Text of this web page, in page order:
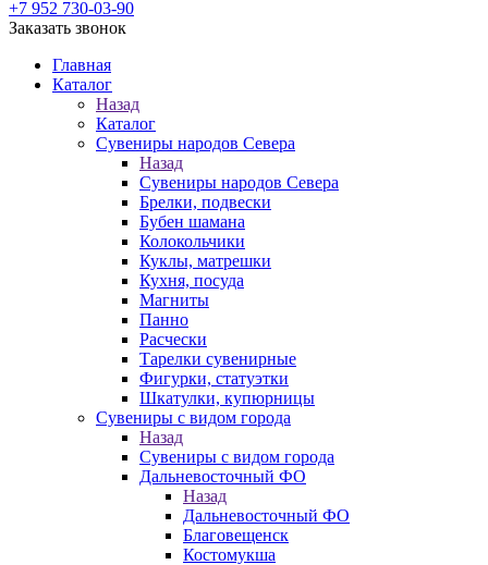
+7 952 730-03-90
Заказать звонок
Главная
Каталог
Назад
Каталог
Сувениры народов Севера
Назад
Сувениры народов Севера
Брелки, подвески
Бубен шамана
Колокольчики
Куклы, матрешки
Кухня, посуда
Магниты
Панно
Расчески
Тарелки сувенирные
Фигурки, статуэтки
Шкатулки, купюрницы
Сувениры с видом города
Назад
Сувениры с видом города
Дальневосточный ФО
Назад
Дальневосточный ФО
Благовещенск
Костомукша